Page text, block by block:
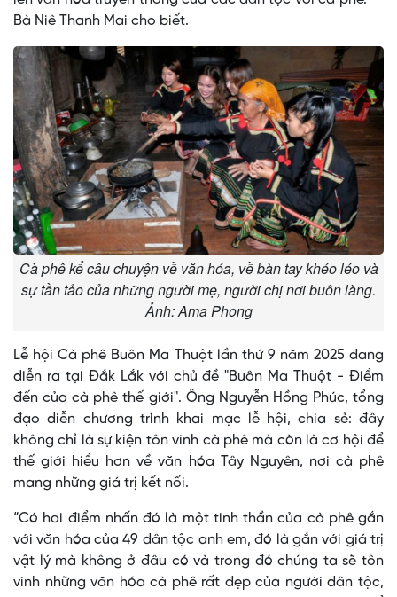
Bà Niê Thanh Mai cho biết.
Cà phê kể câu chuyện về văn hóa, về bàn tay khéo léo và
sự tần tảo của những người mẹ, người chị nơi buôn làng.
Ảnh: Ama Phong
Lễ hội Cà phê Buôn Ma Thuột lần thứ 9 năm 2025 đang
diễn ra tại Đắk Lắk với chủ đề "Buôn Ma Thuột - Điểm
đến của cà phê thế giới". Ông Nguyễn Hồng Phúc, tổng
đạo diễn chương trình khai mạc lễ hội, chia sẻ: đây
không chỉ là sự kiện tôn vinh cà phê mà còn là cơ hội để
thế giới hiểu hơn về văn hóa Tây Nguyên, nơi cà phê
mang những giá trị kết nối.
“Có hai điểm nhấn đó là một tinh thần của cà phê gắn
với văn hóa của 49 dân tộc anh em, đó là gắn với giá trị
vật lý mà không ở đâu có và trong đó chúng ta sẽ tôn
vinh những văn hóa cà phê rất đẹp của người dân tộc,